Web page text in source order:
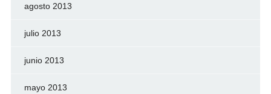
agosto 2013
julio 2013
junio 2013
mayo 2013